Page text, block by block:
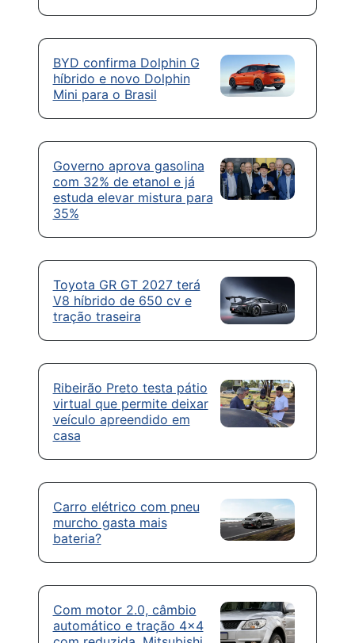
BYD confirma Dolphin G
híbrido e novo Dolphin
Mini para o Brasil
Governo aprova gasolina
com 32% de etanol e já
estuda elevar mistura para
35%
Toyota GR GT 2027 terá
V8 híbrido de 650 cv e
tração traseira
Ribeirão Preto testa pátio
virtual que permite deixar
veículo apreendido em
casa
Carro elétrico com pneu
murcho gasta mais
bateria?
Com motor 2.0, câmbio
automático e tração 4×4